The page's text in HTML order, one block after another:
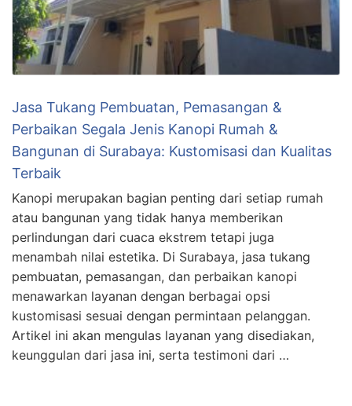
Jasa Tukang Pembuatan, Pemasangan &
Perbaikan Segala Jenis Kanopi Rumah &
Bangunan di Surabaya: Kustomisasi dan Kualitas
Terbaik
Kanopi merupakan bagian penting dari setiap rumah
atau bangunan yang tidak hanya memberikan
perlindungan dari cuaca ekstrem tetapi juga
menambah nilai estetika. Di Surabaya, jasa tukang
pembuatan, pemasangan, dan perbaikan kanopi
menawarkan layanan dengan berbagai opsi
kustomisasi sesuai dengan permintaan pelanggan.
Artikel ini akan mengulas layanan yang disediakan,
keunggulan dari jasa ini, serta testimoni dari …